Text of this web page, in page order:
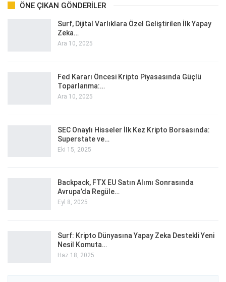
ÖNE ÇIKAN GÖNDERILER
Surf, Dijital Varlıklara Özel Geliştirilen İlk Yapay
Zeka…
Ara 10, 2025
Fed Kararı Öncesi Kripto Piyasasında Güçlü
Toparlanma:…
Ara 10, 2025
SEC Onaylı Hisseler İlk Kez Kripto Borsasında:
Superstate ve…
Eki 15, 2025
Backpack, FTX EU Satın Alımı Sonrasında
Avrupa’da Regüle…
Eyl 8, 2025
Surf: Kripto Dünyasına Yapay Zeka Destekli Yeni
Nesil Komuta…
Haz 18, 2025